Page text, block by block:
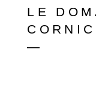
LE
—